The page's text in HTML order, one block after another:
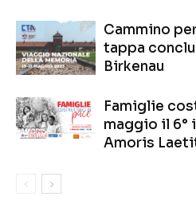
Cammino
tappa
Birkenau
Famiglie
maggio il 6°
Amoris